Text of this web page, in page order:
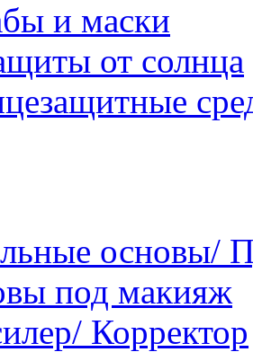
и маски
от солнца
основы/
под макияж
Корректор